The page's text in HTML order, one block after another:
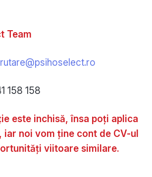
Team
158 158
este inchisă, însa poți aplica
iar noi vom ține cont de CV-ul
viitoare similare.